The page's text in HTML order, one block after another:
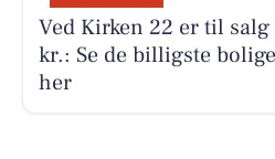
Ved Kirken 22 er til
kr.: Se de billigste
her